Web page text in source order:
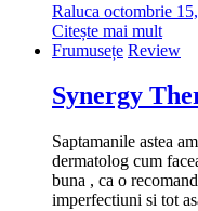
Raluca octombrie
Citește mai mult
Frumusețe Review
Synergy
Saptamanile astea
dermatolog cum
buna , ca o
imperfectiuni si tot